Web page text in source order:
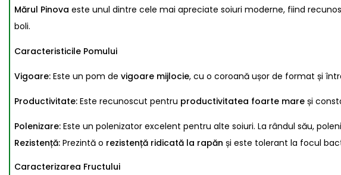
Mărul Pinova este unul dintre cele mai apreciate soiuri moderne, fiind
boli.
Caracteristicile Pomului
Vigoare: Este un pom de vigoare mijlocie, cu o coroană ușor de format și
Productivitate: Este recunoscut pentru productivitatea foarte mare și
Polenizare: Este un polenizator excelent pentru alte soiuri. La rândul său,
Rezistență: Prezintă o rezistență ridicată la rapăn și este tolerant la focul
Caracterizarea Fructului